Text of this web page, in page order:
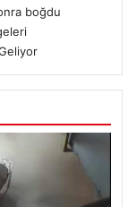
boğdu